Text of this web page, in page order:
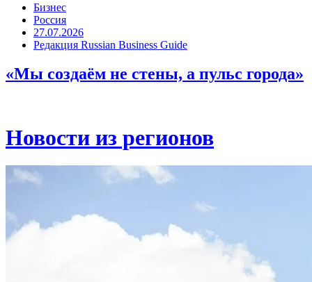
Бизнес
Россия
27.07.2026
Редакция Russian Business Guide
«Мы создаём не стены, а пульс города»
Новости из регионов